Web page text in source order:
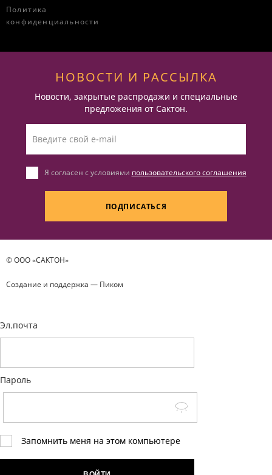
Политика
конфиденциальности
НОВОСТИ И РАССЫЛКА
Новости, закрытые распродажи и специальные
предложения от Сактон.
Я согласен с условиями пользовательского соглашения
ПОДПИСАТЬСЯ
© ООО «САКТОН»
Создание и поддержка — Пиком
Эл.почта
Пароль
Запомнить меня на этом компьютере